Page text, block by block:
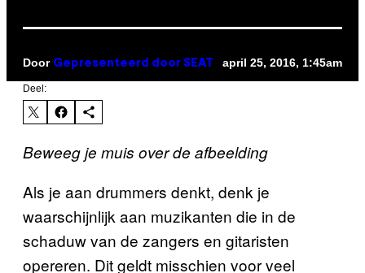
Door Gepresenteerd door SEAT april 25, 2016, 1:45am
Deel:
Beweeg je muis over de afbeelding
Als je aan drummers denkt, denk je
waarschijnlijk aan muzikanten die in de
schaduw van de zangers en gitaristen
opereren. Dit geldt misschien voor veel